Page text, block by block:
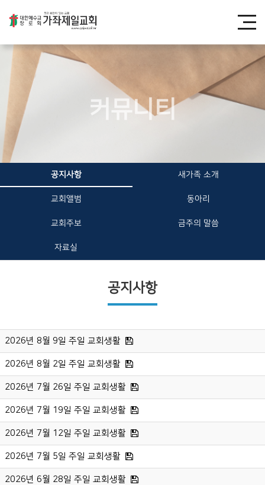
커뮤니티
공지사항 새가족 소개
교회앨범 동아리
교회주보 금주의 말씀
자료실
공지사항
2026년 8월 9일 주일 교회생활
2026년 8월 2일 주일 교회생활
2026년 7월 26일 주일 교회생활
2026년 7월 19일 주일 교회생활
2026년 7월 12일 주일 교회생활
2026년 7월 5일 주일 교회생활
2026년 6월 28일 주일 교회생활